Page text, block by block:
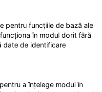
pentru funcțiile de bază ale
în modul dorit fără
date de identificare
a înțelege modul în